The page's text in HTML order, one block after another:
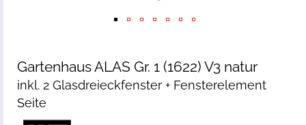
Gartenhaus ALAS Gr. 1 (1622) V3 natur
inkl. 2 Glasdreieckfenster + Fensterelement
Seite